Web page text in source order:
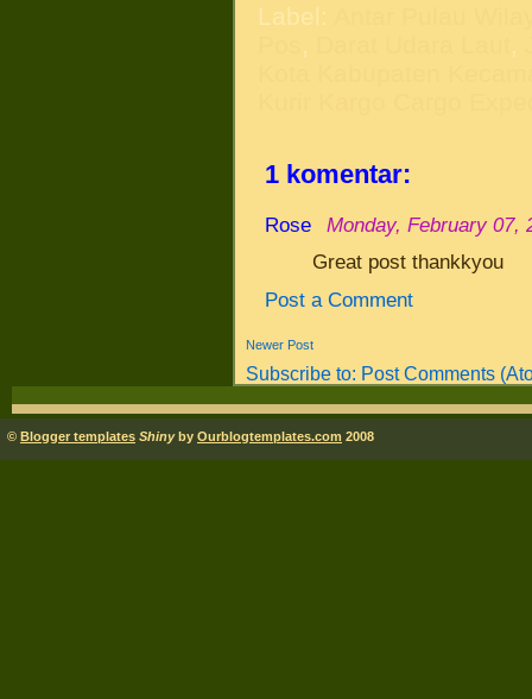
Label:
1 komentar:
Rose Monday, February 07,
Great post thankkyou
Post a Comment
Newer Post
Subscribe to: Post Comments
© Blogger templates Shinyby Ourblogtemplates.com 2008